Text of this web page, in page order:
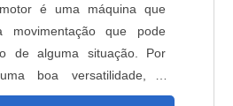
é uma máquina que
movimentação que pode
de alguma situação. Por
boa versatilidade, o
em diversos ramos da